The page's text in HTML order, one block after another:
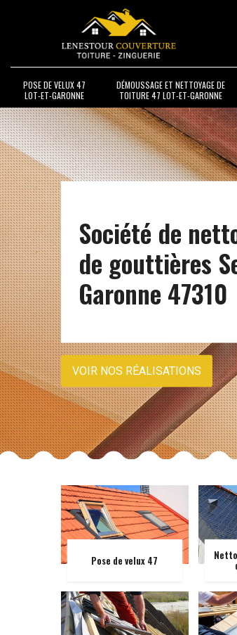
POSE DE VELUX 47
LOT-ET-GARONNE
DÉMOUSSAGE ET NETTOYAGE DE
TOITURE 47 LOT-ET-GARONNE
Société de
de gouttières
Garonne 47310
VOIR NOS RÉALISATIONS
Pose de velux 47